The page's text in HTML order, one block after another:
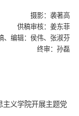
摄影：袭著高
供稿审核：姜东菲
、编辑：侯伟、张淑芬
终审：孙磊
主义学院开展主题党